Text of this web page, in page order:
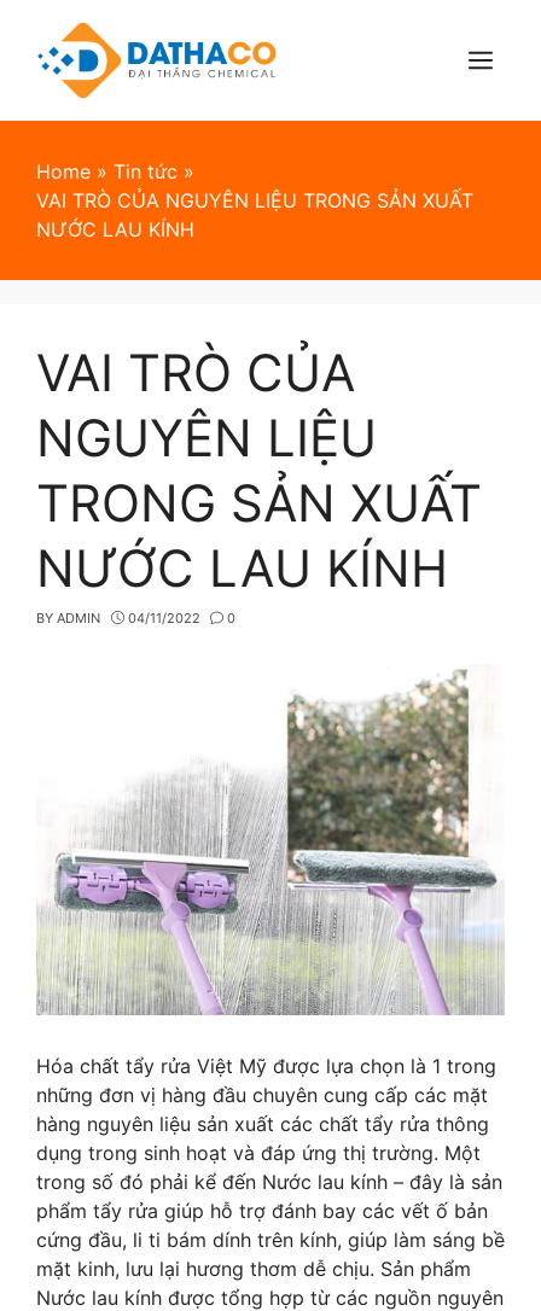
content
Menu
Home » Tin tức »
VAI TRÒ CỦA NGUYÊN LIỆU TRONG SẢN XUẤT
NƯỚC LAU KÍNH
VAI TRÒ CỦA
NGUYÊN LIỆU
TRONG SẢN XUẤT
NƯỚC LAU KÍNH
BY ADMIN 04/11/2022 0
Hóa chất tẩy rửa Việt Mỹ được lựa chọn là 1 trong
những đơn vị hàng đầu chuyên cung cấp các mặt
hàng nguyên liệu sản xuất các chất tẩy rửa thông
dụng trong sinh hoạt và đáp ứng thị trường. Một
trong số đó phải kể đến Nước lau kính – đây là sản
phẩm tẩy rửa giúp hỗ trợ đánh bay các vết ố bản
cứng đầu, li ti bám dính trên kính, giúp làm sáng bề
mặt kinh, lưu lại hương thơm dễ chịu. Sản phẩm
Nước lau kính được tổng hợp từ các nguồn nguyên